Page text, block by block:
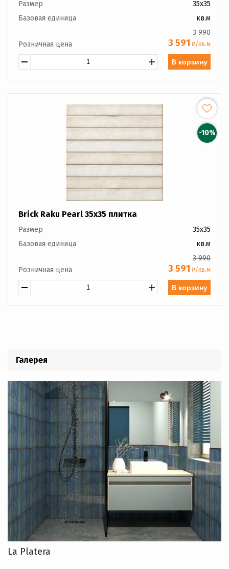
Размер
35x35
Базовая единица
кв.м
Розничная цена
3 990
3 591 ₽/кв.м
В корзину
-10%
Brick Raku Pearl 35x35 плитка
Размер
35x35
Базовая единица
кв.м
Розничная цена
3 990
3 591 ₽/кв.м
В корзину
Галерея
La Platera